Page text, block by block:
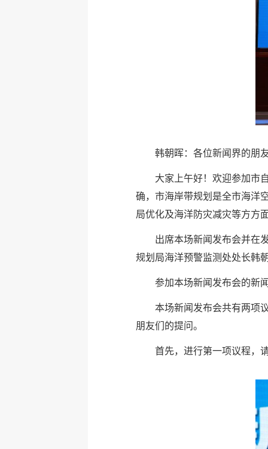
韩朝晖：各位新闻界的朋
大家上午好！欢迎参加市
确，市海岸带规划是全市海洋
局优化及海洋防灾减灾等方方
出席本场新闻发布会并在
规划局海洋预警监测处处长韩
参加本场新闻发布会的新
本场新闻发布会共有两项
朋友们的提问。
首先，进行第一项议程，